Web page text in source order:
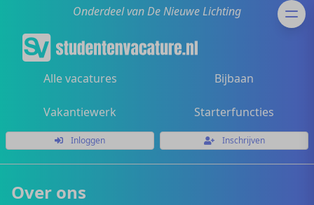
Onderdeel van De Nieuwe Lichting
Alle vacatures Bijbaan
Vakantiewerk Starterfuncties
Inloggen Inschrijven
Over ons